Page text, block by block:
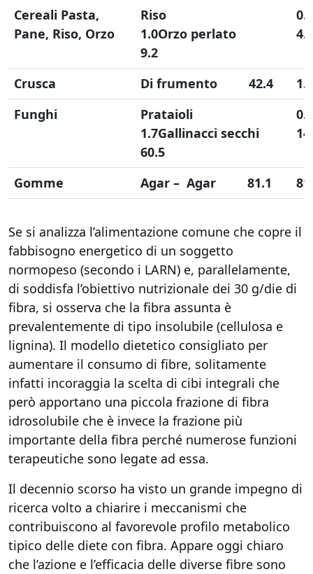
Cereali Pasta,
Pane, Riso, Orzo
Riso
1.0Orzo perlato
9.2
4.4
Crusca Di frumento 42.4
1.3
Funghi
Prataioli
1.7Gallinacci secchi
60.5
Gomme Agar – Agar 81.1
Se si analizza l’alimentazione comune che copre il
fabbisogno energetico di un soggetto
normopeso (secondo i LARN) e, parallelamente,
di soddisfa l’obiettivo nutrizionale dei 30 g/die di
fibra, si osserva che la fibra assunta è
prevalentemente di tipo insolubile (cellulosa e
lignina). Il modello dietetico consigliato per
aumentare il consumo di fibre, solitamente
infatti incoraggia la scelta di cibi integrali che
però apportano una piccola frazione di fibra
idrosolubile che è invece la frazione più
importante della fibra perché numerose funzioni
terapeutiche sono legate ad essa.
Il decennio scorso ha visto un grande impegno di
ricerca volto a chiarire i meccanismi che
contribuiscono al favorevole profilo metabolico
tipico delle diete con fibra. Appare oggi chiaro
che l’azione e l’efficacia delle diverse fibre sono